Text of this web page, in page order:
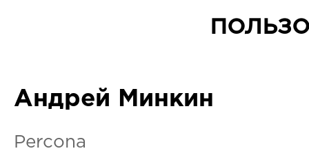
Андрей Минкин
Percona